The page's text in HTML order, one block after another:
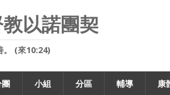
以諾團契
。 (來10:24)
小組 分區 輔導 康